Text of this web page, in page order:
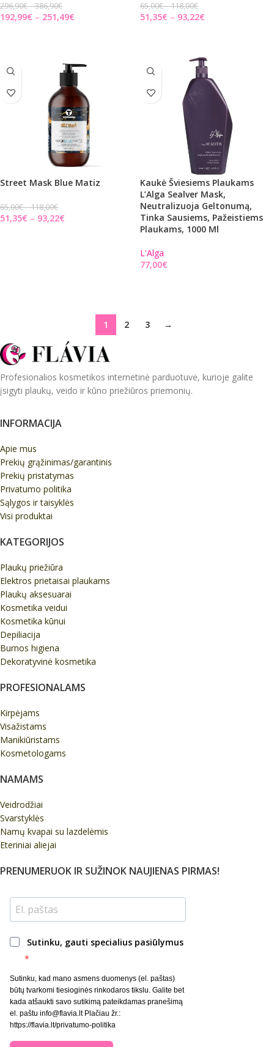
296,90€ 386,90€
192,99€ 251,49€
65,00€ 118,00€
51,35€ 93,22€
Street Mask Blue Matiz
65,00€ 118,00€
51,35€ 93,22€
Kaukė Šviesiems Plaukams
L’Alga Sealver Mask,
Neutralizuoja Geltonumą,
Tinka Sausiems, Pažeistiems
Plaukams, 1000 Ml
L'Alga
€
1 2 3 →
Profesionalios kosmetikos internetinė parduotuvė, kurioje galite
įsigyti plaukų, veido ir kūno priežiūros priemonių.
INFORMACIJA
Apie mus
Prekių grąžinimas/garantinis
Prekių pristatymas
Privatumo politika
Sąlygos ir taisyklės
Visi produktai
KATEGORIJOS
Plaukų priežiūra
Elektros prietaisai plaukams
Plaukų aksesuarai
Kosmetika veidui
Kosmetika kūnui
Depiliacija
Burnos higiena
Dekoratyvinė kosmetika
PROFESIONALAMS
Kirpėjams
Visažistams
Manikiūristams
Kosmetologams
NAMAMS
Veidrodžiai
Svarstyklės
Namų kvapai su lazdelėmis
Eteriniai aliejai
PRENUMERUOK IR SUŽINOK NAUJIENAS PIRMAS!
Sutinku, gauti specialius pasiūlymus
Sutinku, kad mano asmens duomenys (el. paštas)
būtų tvarkomi tiesioginės rinkodaros tikslu. Galite bet
kada atšaukti savo sutikimą pateikdamas pranešimą
el. paštu info@flavia.lt Plačiau žr.:
https://flavia.lt/privatumo-politika